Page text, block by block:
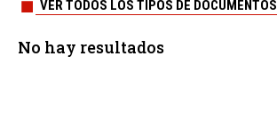
VER TODOS LOS TIPOS DE DOCUMENTOS
No hay resultados